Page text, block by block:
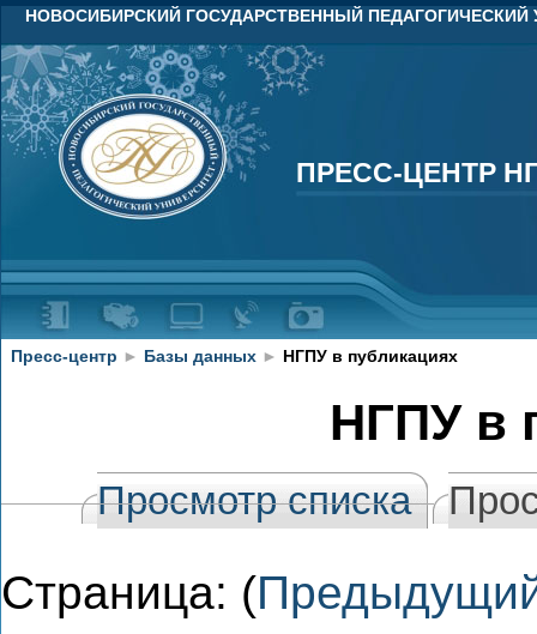
НОВОСИБИРСКИЙ ГОСУДАРСТВЕННЫЙ ПЕДАГОГИЧЕСКИЙ
ПРЕСС-ЦЕНТР
ПРЕСС-ЦЕНТР
Пресс-центр ► Базы данных ► НГПУ в публикациях
НГПУ в
Просмотр списка
Страница: (